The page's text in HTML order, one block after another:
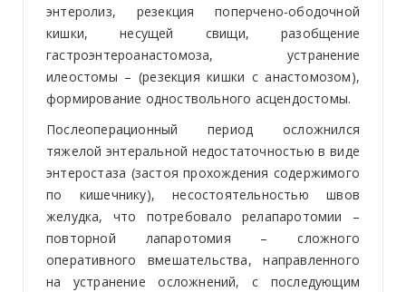
энтеролиз, резекция поперчено-ободочной
кишки, несущей свищи, разобщение
гастроэнтероанастомоза, устранение
илеостомы – (резекция кишки с анастомозом),
формирование одноствольного асцендостомы.
Послеоперационный период осложнился
тяжелой энтеральной недостаточностью в виде
энтеростаза (застоя прохождения содержимого
по кишечнику), несостоятельностью швов
желудка, что потребовало релапаротомии –
повторной лапаротомия – сложного
оперативного вмешательства, направленного
на устранение осложнений, с последующим